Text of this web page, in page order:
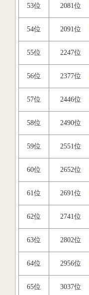
53位 2081位
54位 2091位
55位 2247位
56位 2377位
57位 2446位
58位 2490位
59位 2551位
60位 2652位
61位 2691位
62位 2741位
63位 2802位
64位 2956位
65位 3037位